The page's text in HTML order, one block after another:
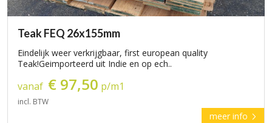
Teak FEQ 26x155mm
Eindelijk weer verkrijgbaar, first european quality
Teak!Geimporteerd uit Indie en op ech..
vanaf € 97,50 p/m1
incl. BTW
meer info